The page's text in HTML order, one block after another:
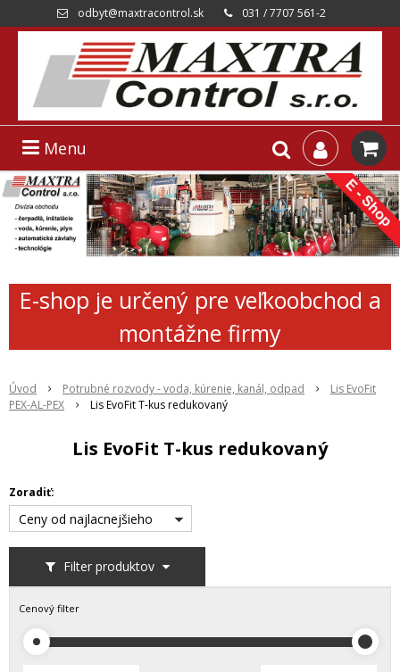
odbyt@maxtracontrol.sk 031 / 7707 561-2
Menu
E-shop je určený pre veľkoobchod a
montážne firmy
Úvod Potrubné rozvody - voda, kúrenie, kanál, odpad
Lis EvoFit
PEX-AL-PEX
Lis EvoFit T-kus redukovaný
Lis EvoFit T-kus redukovaný
Filter produktov
Zoradiť:
Ceny od najlacnejšieho
Cenový filter